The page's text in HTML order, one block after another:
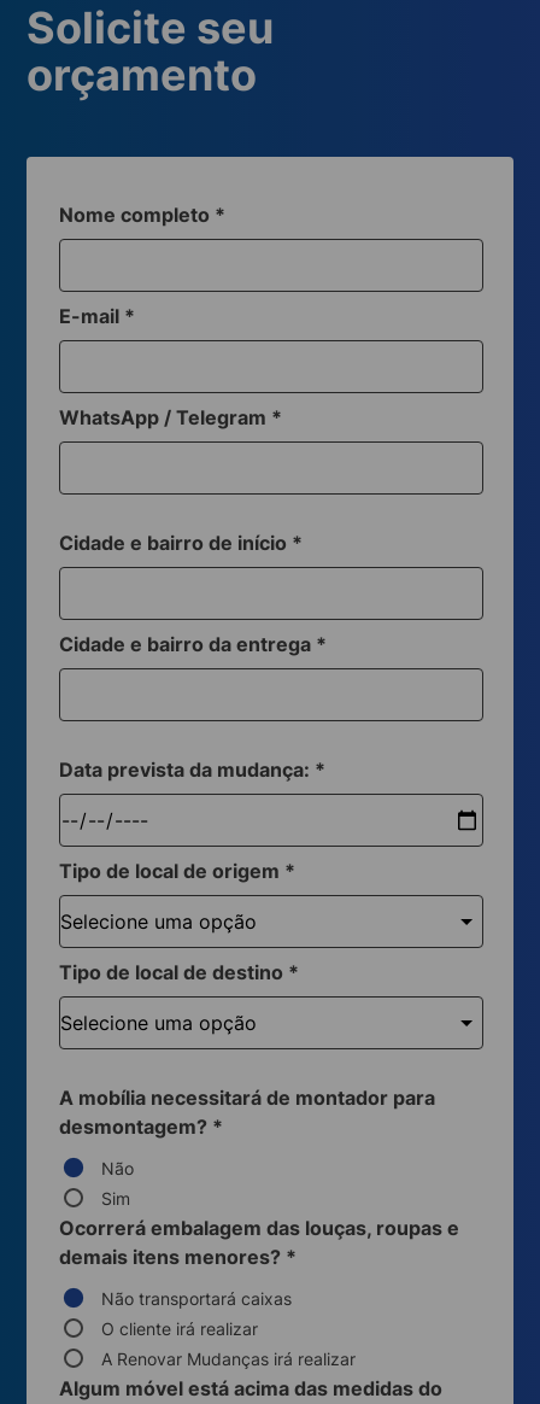
Solicite seu
orçamento
Nome completo *
E-mail *
WhatsApp / Telegram *
Cidade e bairro de início *
Cidade e bairro da entrega *
Data prevista da mudança: *
Tipo de local de origem *
Tipo de local de destino *
A mobília necessitará de montador para
desmontagem? *
Não
Sim
Ocorrerá embalagem das louças, roupas e
demais itens menores? *
Não transportará caixas
O cliente irá realizar
A Renovar Mudanças irá realizar
Algum móvel está acima das medidas do